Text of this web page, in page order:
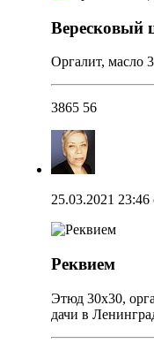
Вересковый
Оргалит, масло
3865 56
25.03.2021 23:46
Реквием
Этюд 30х30,
дачи в